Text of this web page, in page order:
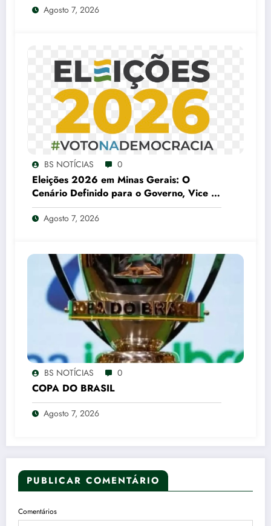
Agosto 7, 2026
BS NOTÍCIAS 0
Eleições 2026 em Minas Gerais: O
Cenário Definido para o Governo, Vice e
Senado
Agosto 7, 2026
BS NOTÍCIAS 0
COPA DO BRASIL
Agosto 7, 2026
PUBLICAR COMENTÁRIO
Comentários